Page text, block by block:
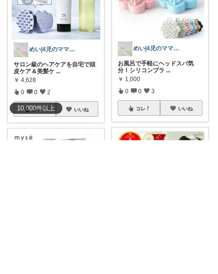
10,000件以上
めい|4児のママおすすめ
サロン級のヘアケアを自宅で頭
皮ケア＆美髪ケ ...
￥ 4,628
0 0 2
コレ いいね
めい|4児のママおすすめ
お風呂で手軽にヘッドスパ気
分！シリコンブラ ...
￥ 1,000
0 0 3
コレ いいね